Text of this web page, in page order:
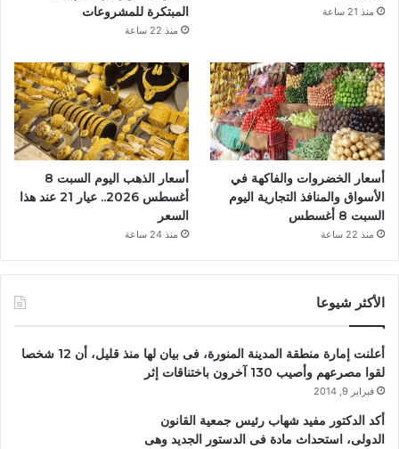
منذ 21 ساعة
المبتكرة للمشروعات
منذ 22 ساعة
أسعار الخضروات والفاكهة في
الأسواق والمنافذ التجارية اليوم
السبت 8 أغسطس
منذ 22 ساعة
أسعار الذهب اليوم السبت 8
أغسطس 2026.. عيار 21 عند هذا
السعر
منذ 24 ساعة
الأكثر شيوعا
أعلنت إمارة منطقة المدينة المنورة، فى بيان لها منذ قليل، أن 12 شخصا
لقوا مصرعهم وأصيب 130 آخرون باختناقات إثر
فبراير 9, 2014
أكد الدكتور مفيد شهاب رئيس جمعية القانون
الدولى، استحداث مادة فى الدستور الجديد وهى